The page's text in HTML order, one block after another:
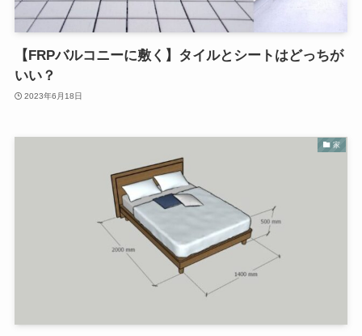
【FRPバルコニーに敷く】タイルとシートはどっちが
いい？
2023年6月18日
家